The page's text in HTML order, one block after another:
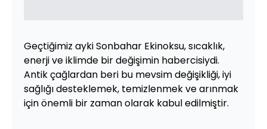
Geçtiğimiz ayki Sonbahar Ekinoksu, sıcaklık,
enerji ve iklimde bir değişimin habercisiydi.
Antik çağlardan beri bu mevsim değişikliği, iyi
sağlığı desteklemek, temizlenmek ve arınmak
için önemli bir zaman olarak kabul edilmiştir.